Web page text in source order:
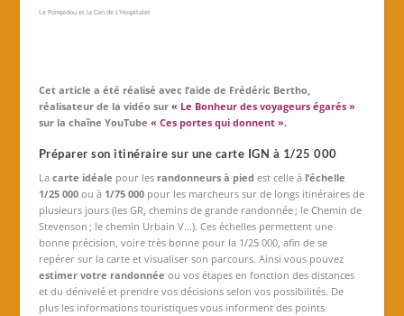
Le Pompidou et la Can de L’Hospitalet
Cet article a été réalisé avec l’aide de Frédéric Bertho,
réalisateur de la vidéo sur « Le Bonheur des voyageurs égarés »
sur la chaîne YouTube « Ces portes qui donnent ».
Préparer son itinéraire sur une carte IGN à 1/25 000
La carte idéale pour les randonneurs à pied est celle à l’échelle
1/25 000ou à 1/75 000pour les marcheurs sur de longs itinéraires de
plusieurs jours (les GR, chemins de grande randonnée ; le Chemin de
Stevenson ; le chemin Urbain V…). Ces échelles permettent une
bonne précision, voire très bonne pour la 1/25 000, afin de se
repérer sur la carte et visualiser son parcours. Ainsi vous pouvez
estimer votre randonnée ou vos étapes en fonction des distances
et du dénivelé et prendre vos décisions selon vos possibilités. De
plus les informations touristiques vous informent des points